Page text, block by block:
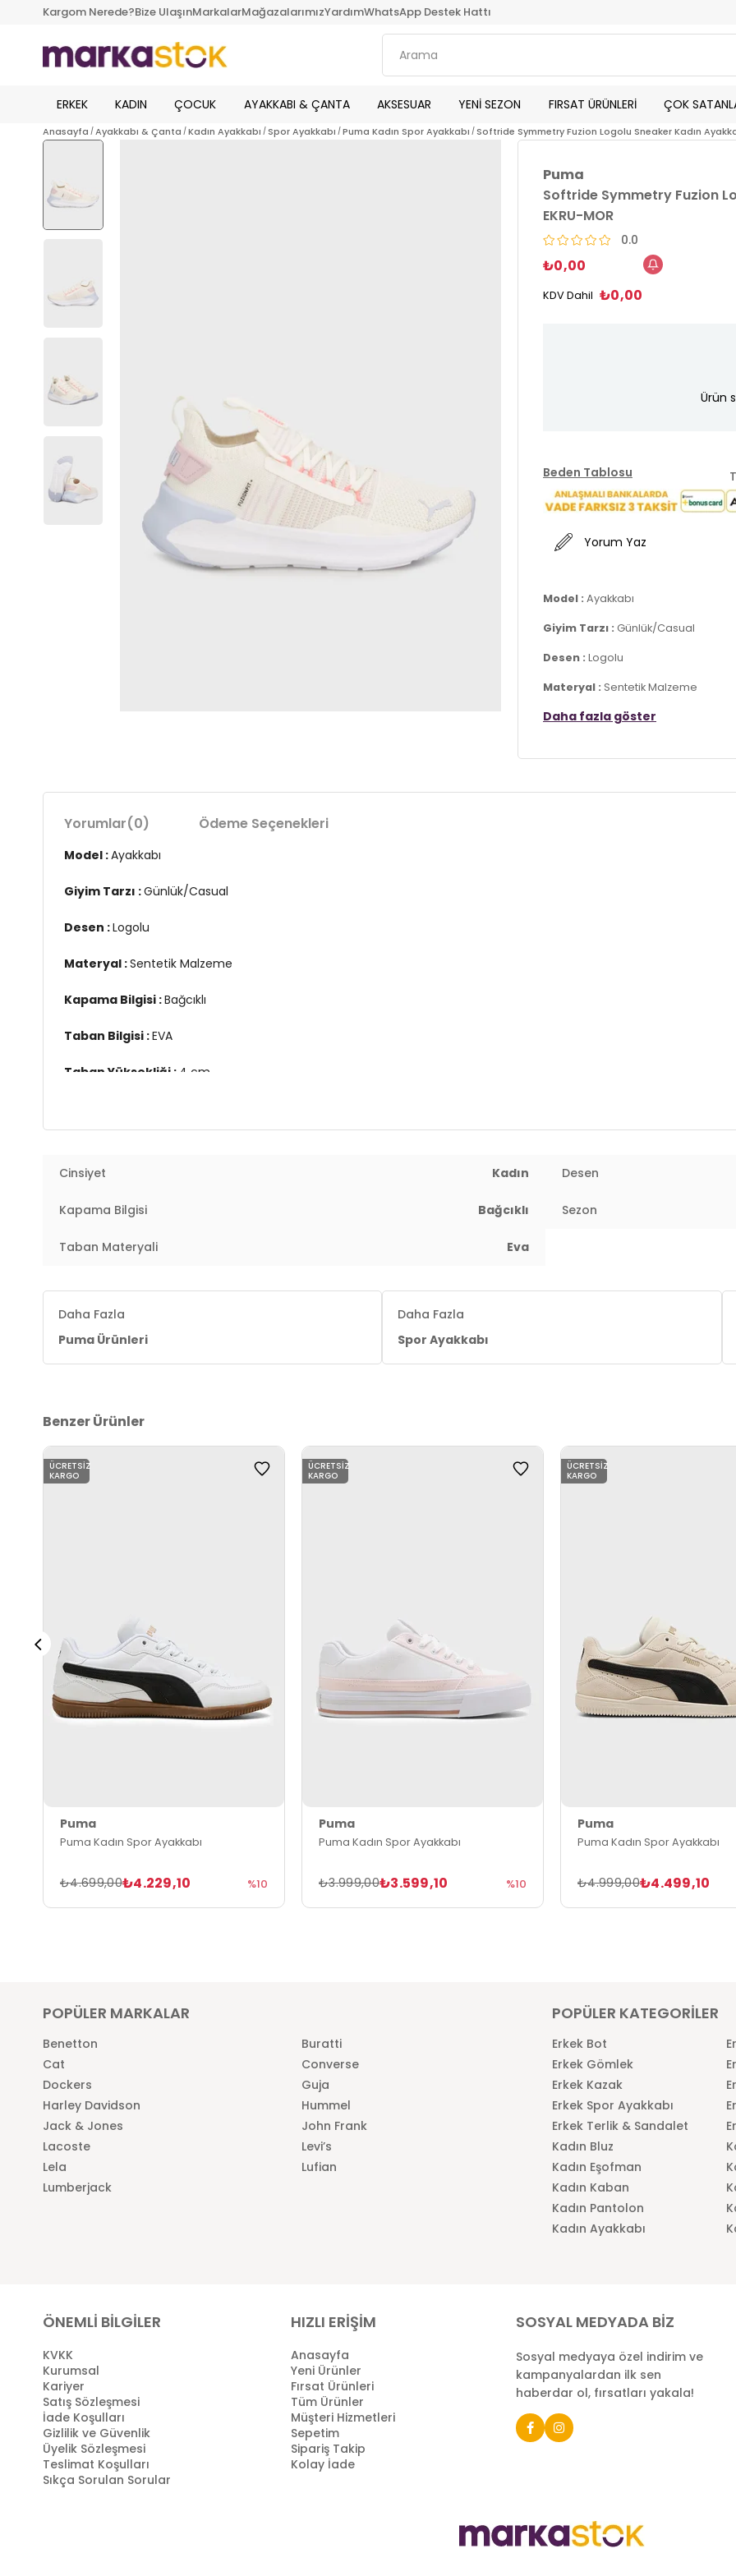
Kargom Nerede?Bize UlaşınMarkalarMağazalarımızYardımWhatsApp Destek Hattı
ERKEK KADIN ÇOCUK AYAKKABI & ÇANTA AKSESUAR YENİ SEZON FIRSAT ÜRÜNLERİ ÇOK
Anasayfa Ayakkabı & Çanta Kadın Ayakkabı Spor Ayakkabı Puma Kadın Spor Ayakkabı Softride Symmetry Fuzion Logolu Sneaker Kadın
Puma
Softride Symmetry Fuzion
EKRU-MOR
0.0
₺0,00
KDV Dahil ₺0,00
Ürün
Beden Tablosu
Yorum Yaz
Model : Ayakkabı
Giyim Tarzı : Günlük/Casual
Desen : Logolu
Materyal : Sentetik Malzeme
Kapama Bilgisi :Bağcıklı
Daha fazla göster
Yorumlar(0) Ödeme Seçenekleri
Model :Ayakkabı
Giyim Tarzı :Günlük/Casual
Desen :Logolu
Materyal :Sentetik Malzeme
Kapama Bilgisi :Bağcıklı
Taban Bilgisi :EVA
Taban Yüksekliği : 4 cm
2DE31046007.6924
Cinsiyet Kadın Desen
Kapama Bilgisi Bağcıklı Sezon
Taban Materyali Eva
Daha Fazla
Puma Ürünleri
Daha Fazla
Spor Ayakkabı
Benzer Ürünler
Puma
Puma Kadın Spor Ayakkabı
₺4.229,10
₺4.699,00 %10
ÜCRETSIZ
KARGO
Puma
Puma Kadın Spor Ayakkabı
₺3.599,10
₺3.999,00 %10
ÜCRETSIZ
KARGO
Puma
Puma Kadın Spor Ayakkabı
₺4.499,10
₺4.999,00
ÜCRETSIZ
KARGO
POPÜLER MARKALAR
Benetton
Buratti
Cat
Converse
Dockers
Guja
Harley Davidson
Hummel
Jack & Jones
John Frank
Lacoste
Levi’s
Lela
Lufian
Lumberjack
POPÜLER KATEGORİLER
Erkek Bot
Erkek Gömlek
Erkek Kazak
Erkek Spor Ayakkabı
Erkek Terlik & Sandalet
Kadın Bluz
Kadın Eşofman
Kadın Kaban
Kadın Pantolon
Kadın Ayakkabı
ÖNEMLİ BİLGİLER
KVKK
Kurumsal
Kariyer
Satış Sözleşmesi
İade Koşulları
Gizlilik ve Güvenlik
Üyelik Sözleşmesi
Teslimat Koşulları
Sıkça Sorulan Sorular
HIZLI ERİŞİM
Anasayfa
Yeni Ürünler
Fırsat Ürünleri
Tüm Ürünler
Müşteri Hizmetleri
Sepetim
Sipariş Takip
Kolay İade
SOSYAL MEDYADA BİZ
Sosyal medyaya özel indirim ve
kampanyalardan ilk sen
haberdar ol, fırsatları yakala!